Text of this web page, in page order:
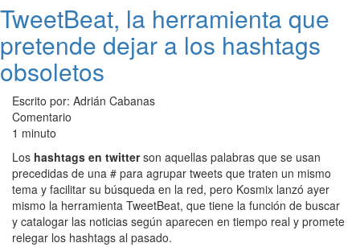
TweetBeat, la herramienta que
pretende dejar a los hashtags
obsoletos
Escrito por: Adrián Cabanas
Comentario
1 minuto
Los hashtags en twitterson aquellas palabras que se usan
precedidas de una # para agrupar tweets que traten un mismo
tema y facilitar su búsqueda en la red, pero Kosmix lanzó ayer
mismo la herramienta TweetBeat, que tiene la función de buscar
y catalogar las noticias según aparecen en tiempo real y promete
relegar los hashtags al pasado.